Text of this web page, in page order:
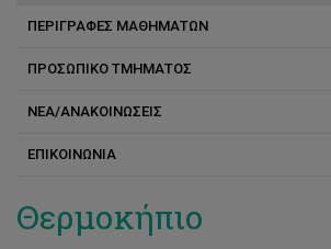
Εκπαιδευτικές επισκέψεις
Υποτροφίες κινητικότητας
Υποτροφίες
ΠΕΡΙΓΡΑΦΕΣ ΜΑΘΗΜΑΤΩΝ
ΠΡΟΣΩΠΙΚΟ ΤΜΗΜΑΤΟΣ
Δημήτρης Τσάλτας
Ανδρέας Κατσιώτης
Βλάσης Γούλας
ΝΕΑ/ΑΝΑΚΟΙΝΩΣΕΙΣ
Συνέδρια/Ημερίδες
ΕΠΙΚΟΙΝΩΝΙΑ
Θερμοκήπιο